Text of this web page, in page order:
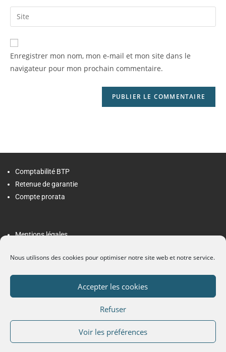
Nous utilisons des cookies pour optimiser notre site web et notre service.
Accepter les cookies
Refuser
Voir les préférences
Enregistrer mon nom, mon e-mail et mon site dans le
navigateur pour mon prochain commentaire.
Comptabilité BTP
Retenue de garantie
Compte prorata
Mentions légales
Contact